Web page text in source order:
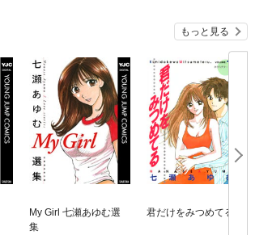
もっと見る
My Girl 七瀬あゆむ選
集
君だけをみつめてる 1